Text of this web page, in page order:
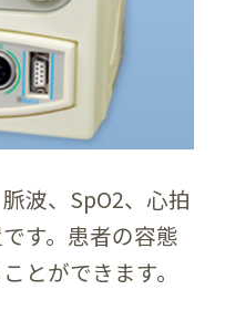
波、SpO2、心拍
す。患者の容態
とができます。